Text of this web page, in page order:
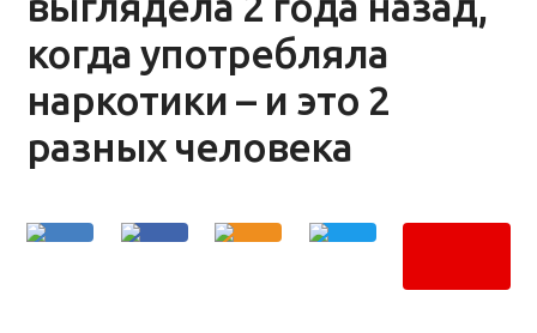
когда употребляла
наркотики – и это 2
разных человека